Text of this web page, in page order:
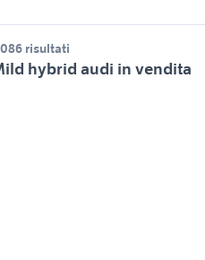
risultati
hybrid audi in vendita